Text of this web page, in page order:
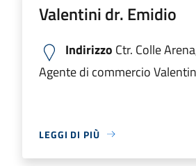
Valentini dr. Emidio
Indirizzo Ctr. Colle
Agente di commercio
LEGGI DI PIÙ